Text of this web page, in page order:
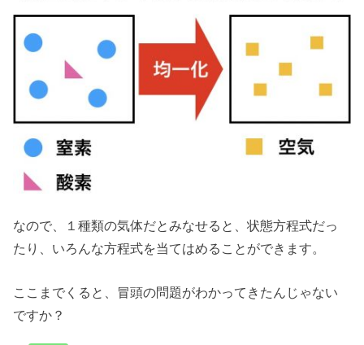
なので、１種類の気体だとみなせると、状態方程式だっ
たり、いろんな方程式を当てはめることができます。
ここまでくると、冒頭の問題がわかってきたんじゃない
ですか？